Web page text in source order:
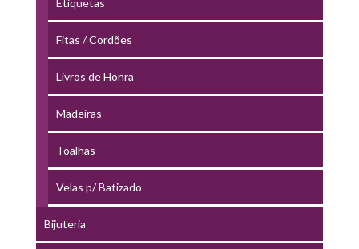
Etiquetas
Fitas / Cordões
Livros de Honra
Madeiras
Toalhas
Velas p/ Batizado
Bijuteria